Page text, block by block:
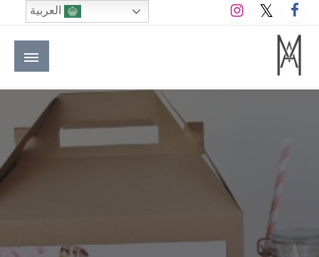
التخطي
إلى
المحتوى
M A hotels | إم ايه هوتيلز
الموقع الأول للعاملين في الفنادق في العالم العربي
العربية